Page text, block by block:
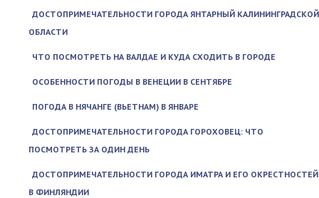
ДОСТОПРИМЕЧАТЕЛЬНОСТИ ГОРОДА ЯНТАРНЫЙ КАЛИНИНГРАДСКОЙ
ОБЛАСТИ
ЧТО ПОСМОТРЕТЬ НА ВАЛДАЕ И КУДА СХОДИТЬ В ГОРОДЕ
ОСОБЕННОСТИ ПОГОДЫ В ВЕНЕЦИИ В СЕНТЯБРЕ
ПОГОДА В НЯЧАНГЕ (ВЬЕТНАМ) В ЯНВАРЕ
ДОСТОПРИМЕЧАТЕЛЬНОСТИ ГОРОДА ГОРОХОВЕЦ: ЧТО
ПОСМОТРЕТЬ ЗА ОДИН ДЕНЬ
ДОСТОПРИМЕЧАТЕЛЬНОСТИ ГОРОДА ИМАТРА И ЕГО ОКРЕСТНОСТЕЙ
В ФИНЛЯНДИИ